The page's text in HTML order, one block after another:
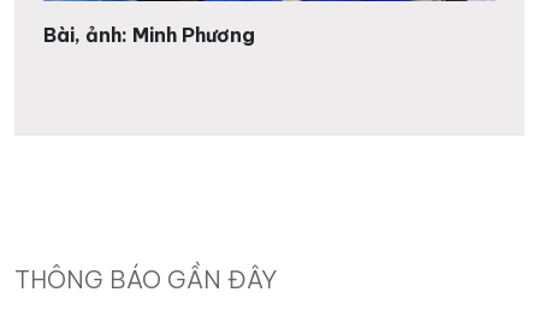
Bài, ảnh: Minh Phương
THÔNG BÁO GẦN ĐÂY